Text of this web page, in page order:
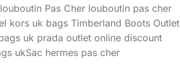
Pas Cher louboutin pas cher
kors uk bags Timberland Boots Outlet
uk prada outlet online discount
ukSac hermes pas cher